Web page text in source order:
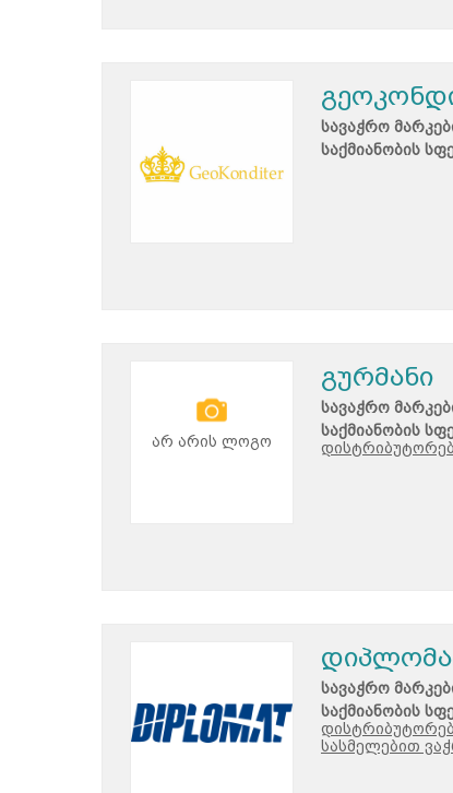
სავაჭრო
საქმიანობის
არ არის ლოგო
გურმანი
სავაჭრო
საქმიანობის
სავაჭრო
საქმიანობის
სასმელებით